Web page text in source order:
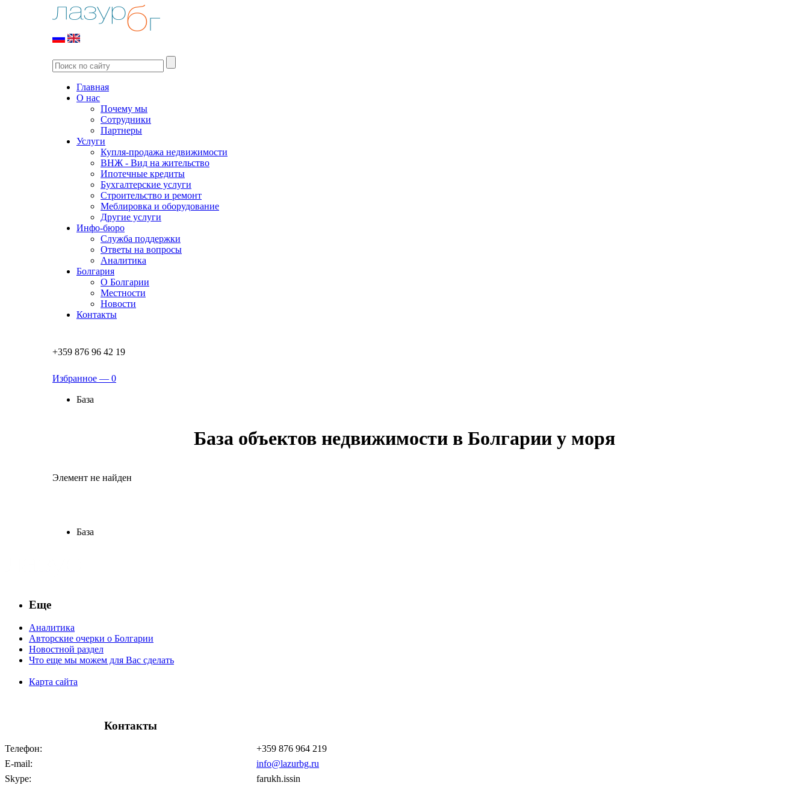
Главная
О нас
Почему мы
Сотрудники
Партнеры
Услуги
Купля-продажа недвижимости
ВНЖ - Вид на жительство
Ипотечные кредиты
Бухгалтерские услуги
Строительство и ремонт
Меблировка и оборудование
Другие услуги
Инфо-бюро
Служба поддержки
Ответы на вопросы
Аналитика
Болгария
О Болгарии
Местности
Новости
Контакты
+359 876 96 42 19
Избранное — 0
База
База объектов недвижимости в Болгарии у моря
Элемент не найден
База
Еще
Аналитика
Авторские очерки о Болгарии
Новостной раздел
Что еще мы можем для Вас сделать
Карта сайта
Контакты
Телефон:
+359 876 964 219
E-mail:
info@lazurbg.ru
Skype:
farukh.issin